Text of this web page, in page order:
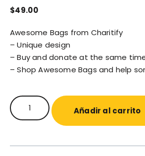
$49.00
Awesome Bags from Charitify
– Unique design
– Buy and donate at the same
– Shop Awesome Bags and help
Añadir al carrito